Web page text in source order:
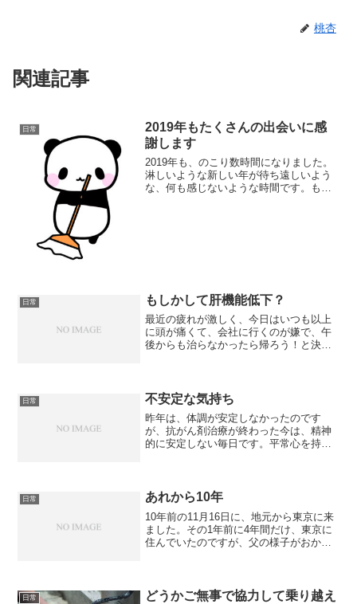
桃杏
関連記事
日常
2019年もたくさんの出会いに感
謝します
2019年も、のこり数時間になりました。
淋しいような新しい年が待ち遠しいよう
な、何も感じないような時間です。もう
日常 もしかして肝機能低下？
最近の疲れが激しく、今日はいつも以上
に頭が痛くて、会社に行くのが嫌で、午
後からも治らなかったら帰ろう！と決意
のせいだと思っていたので...
日常 不安定な気持ち
昨年は、体調が安定しなかったのです
が、抗がん剤治療が終わった今は、精神
的に安定しない毎日です。平常心を持っ
日常 あれから10年
10年前の11月16日に、地元から東京に来
ました。その1年前に4年間だけ、東京に
住んでいたのですが、父の様子がおかし
んな状態になってい...
日常
どうかご無事で協力して乗り越え